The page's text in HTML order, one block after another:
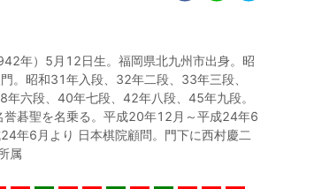
年）5月12日生。福岡県北九州市出身。昭
。昭和31年入段、32年二段、33年三段、
六段、40年七段、42年八段、45年九段。
碁聖を名乗る。平成20年12月～平成24年6
年6月より 日本棋院顧問。門下に西村慶二
属